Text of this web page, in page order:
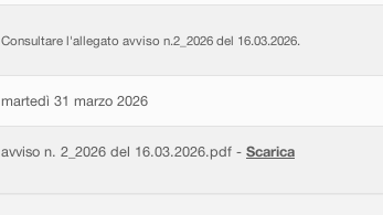
Consultare l'allegato avviso n.2_2026 del 16.03.2026.
martedì 31 marzo 2026
avviso n. 2_2026 del 16.03.2026.pdf - Scarica